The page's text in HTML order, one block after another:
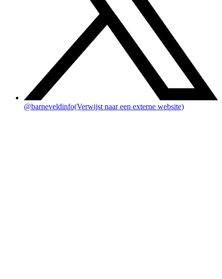
@barneveldinfo(Verwijst naar een externe website)